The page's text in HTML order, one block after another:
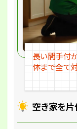
空き家を
長い間手付
体まで全て